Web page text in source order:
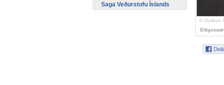
© Guðrún
Saga Veðurstofu Íslands